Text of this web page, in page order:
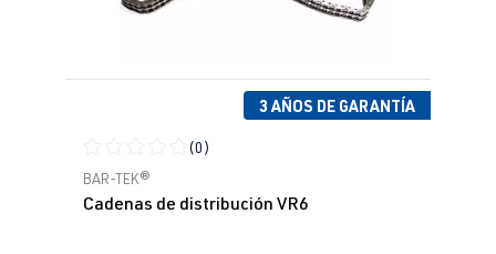
3 AÑOS DE GARANTÍA
Calificación promedio de 0 de 5 estrellas
(0)
BAR-TEK®
Cadenas de distribución VR6